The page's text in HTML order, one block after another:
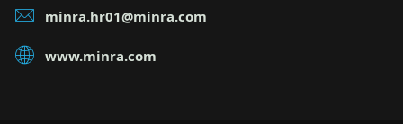
minra.hr01@minra.com
www.minra.com